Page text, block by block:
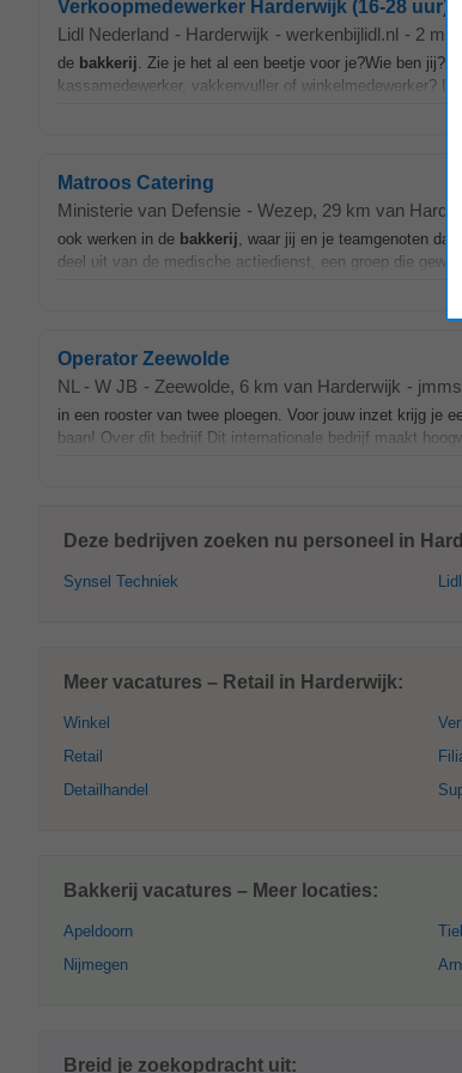
Verkoopmedewerker Harderwijk (16-28 uur)
Lidl Nederland - Harderwijk - werkenbijlidl.nl - 2
de bakkerij. Zie je het al een beetje voor je?Wie ben jij?
kassamedewerker, vakkenvuller of winkelmedewerker?
Matroos Catering
Ministerie van Defensie - Wezep, 29 km van
ook werken in de bakkerij, waar jij en je teamgenoten
deel uit van de medische actiedienst, een groep die
Operator Zeewolde
NL - W JB - Zeewolde, 6 km van Harderwijk -
in een rooster van twee ploegen. Voor jouw inzet krijg je
baan! Over dit bedrijf Dit internationale bedrijf maakt
Deze bedrijven zoeken nu personeel in
Synsel Techniek Lidl
Meer vacatures – Retail in Harderwijk:
Winkel
Retail
Detailhandel
Bakkerij vacatures – Meer locaties:
Apeldoorn
Nijmegen
Tiel
Breid je zoekopdracht uit: